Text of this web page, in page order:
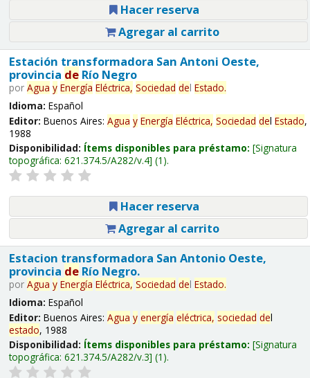
Hacer reserva
Agregar al carrito
Estación transformadora San Antoni Oeste,
provincia deRío Negro
por Agua y Energía Eléctrica, Sociedad del Estado.
Idioma: Español
Editor: Buenos Aires: Agua y Energía Eléctrica, Sociedad del Estado,
1988
Disponibilidad: Ítems disponibles para préstamo: Signatura
topográfica: 621.374.5/A282/v.4 (1).
Hacer reserva
Agregar al carrito
Estacion transformadora San Antonio Oeste,
provincia deRío Negro.
por Agua y Energía Eléctrica, Sociedad del Estado.
Idioma: Español
Editor: Buenos Aires: Agua y energía eléctrica, sociedad del
estado, 1988
Disponibilidad: Ítems disponibles para préstamo: Signatura
topográfica: 621.374.5/A282/v.3 (1).